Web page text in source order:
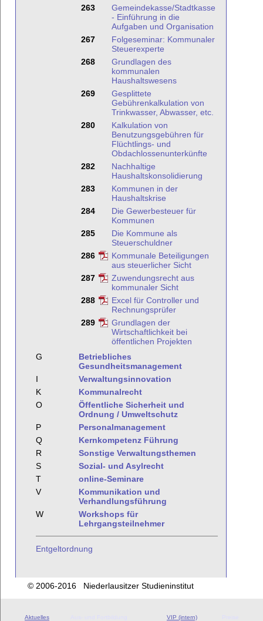
263
Gemeindekasse/Stadtkasse
- Einführung in die
Aufgaben und Organisation
267
Folgeseminar: Kommunaler
Steuerexperte
268
Grundlagen des
kommunalen
Haushaltswesens
269
Gesplittete
Gebührenkalkulation von
Trinkwasser, Abwasser, etc.
280
Kalkulation von
Benutzungsgebühren für
Flüchtlings- und
Obdachlossenunterkünfte
282
Nachhaltige
Haushaltskonsolidierung
283
Kommunen in der
Haushaltskrise
284
Die Gewerbesteuer für
Kommunen
285
Die Kommune als
Steuerschuldner
286
Kommunale Beteiligungen
aus steuerlicher Sicht
287
Zuwendungsrecht aus
kommunaler Sicht
288
Excel für Controller und
Rechnungsprüfer
289
Grundlagen der
Wirtschaftlichkeit bei
öffentlichen Projekten
G
Betriebliches
Gesundheitsmanagement
I
Verwaltungsinnovation
K
Kommunalrecht
O
Öffentliche Sicherheit und
Ordnung / Umweltschutz
P
Personalmanagement
Q
Kernkompetenz Führung
R
Sonstige Verwaltungsthemen
S
Sozial- und Asylrecht
T
online-Seminare
V
Kommunikation und
Verhandlungsführung
W
Workshops für
Lehrgangsteilnehmer
Entgeltordnung
© 2006-2016 Niederlausitzer Studieninstitut
Aktuelles VIP (intern)